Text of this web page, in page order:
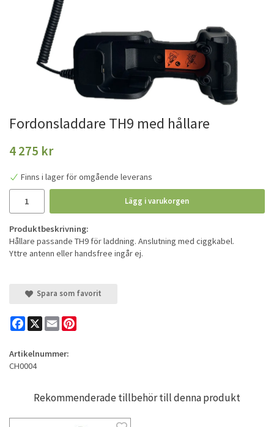
Fordonsladdare TH9 med hållare
4 275 kr
Finns i lager för omgående leverans
Lägg i varukorgen
Produktbeskrivning:
Hållare passande TH9 för laddning. Anslutning med ciggkabel.
Yttre antenn eller handsfree ingår ej.
Spara som favorit
Facebook
X Email
Artikelnummer:
CH0004
Rekommenderade tillbehör till denna produkt